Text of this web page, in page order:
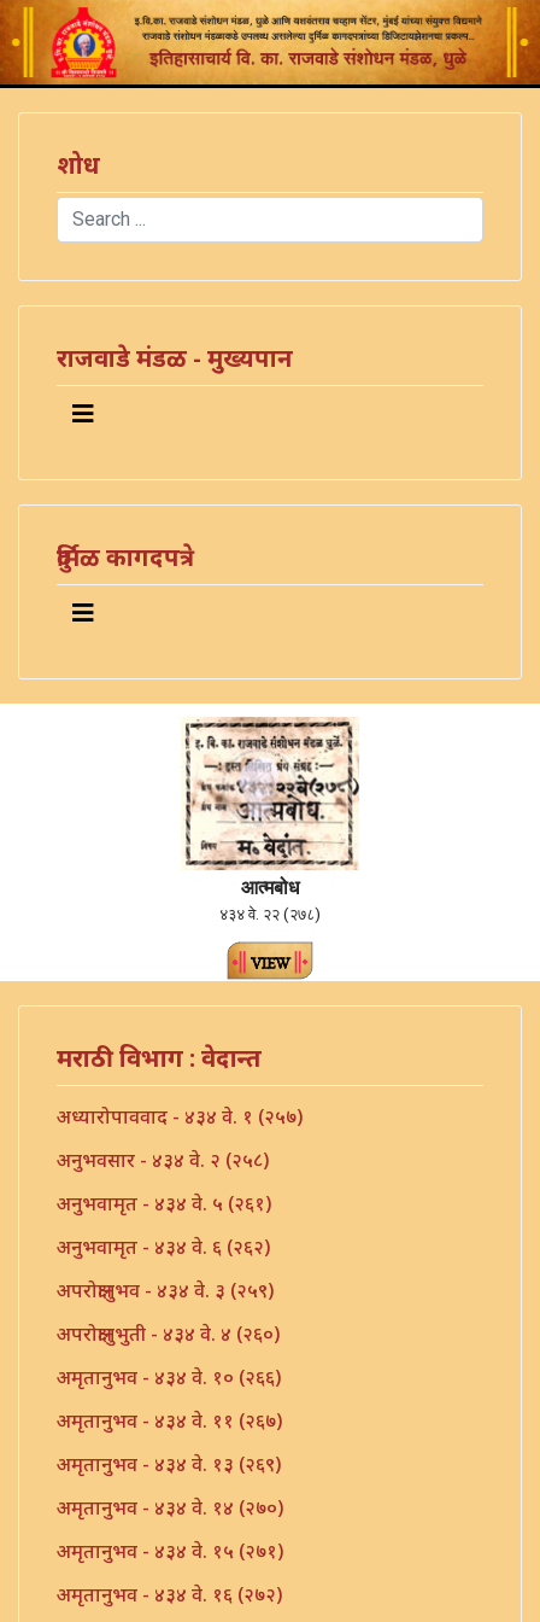
शोध
Search
राजवाडे मंडळ - मुख्यपान
दुर्मिळ कागदपत्रे
आत्मबोध
४३४ वे. २२ (२७८)
मराठी विभाग : वेदान्त
अध्यारोपाववाद - ४३४ वे. १ (२५७)
अनुभवसार - ४३४ वे. २ (२५८)
अनुभवामृत - ४३४ वे. ५ (२६१)
अनुभवामृत - ४३४ वे. ६ (२६२)
अपरोक्षानुभव - ४३४ वे. ३ (२५९)
अपरोक्षानुभुती - ४३४ वे. ४ (२६०)
अमृतानुभव - ४३४ वे. १० (२६६)
अमृतानुभव - ४३४ वे. ११ (२६७)
अमृतानुभव - ४३४ वे. १३ (२६९)
अमृतानुभव - ४३४ वे. १४ (२७०)
अमृतानुभव - ४३४ वे. १५ (२७१)
अमृतानुभव - ४३४ वे. १६ (२७२)